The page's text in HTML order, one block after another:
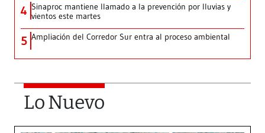
4 Sinaproc mantiene llamado a la prevención por lluvias y
vientos este martes
5 Ampliación del Corredor Sur entra al proceso ambiental
Lo Nuevo